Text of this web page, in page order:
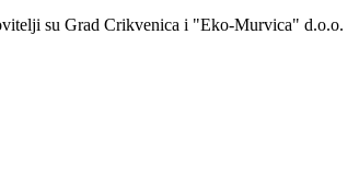
su Grad Crikvenica i "Eko-Murvica" d.o.o.